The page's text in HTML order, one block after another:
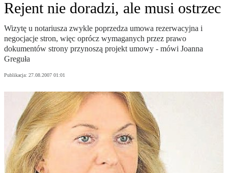
Rejent nie doradzi, ale musi ostrzec
Wizytę u notariusza zwykle poprzedza umowa rezerwacyjna i
negocjacje stron, więc oprócz wymaganych przez prawo
dokumentów strony przynoszą projekt umowy - mówi Joanna
Greguła
Publikacja: 27.08.2007 01:01